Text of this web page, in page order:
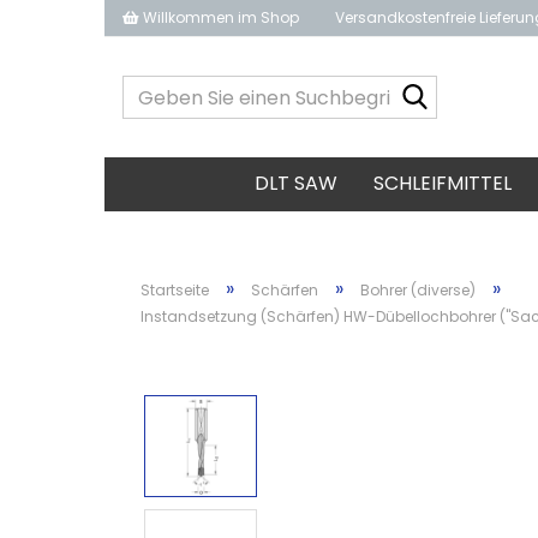
Willkommen im Shop Versandkostenfreie
Sie
ein...
DLT SAW SCHLEIFMITTEL
Startseite » Schärfen » Bohrer (diverse) »
Instandsetzung (Schärfen) HW-Dübellochbohrer